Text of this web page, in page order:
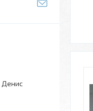
Денис